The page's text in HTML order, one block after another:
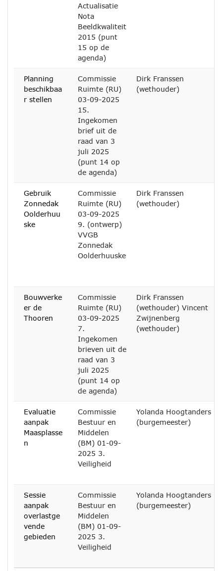
Actualisatie
Nota
Beeldkwaliteit
2015 (punt
15 op de
agenda)
Planning
beschikbaa
r stellen
Commissie
Ruimte (RU)
03-09-2025
15.
Ingekomen
brief uit de
raad van 3
juli 2025
(punt 14 op
de agenda)
Dirk Franssen
(wethouder)
Gebruik
Zonnedak
Oolderhuu
ske
Commissie
Ruimte (RU)
03-09-2025
9. (ontwerp)
VVGB
Zonnedak
Oolderhuuske
Dirk Franssen
(wethouder)
Bouwverke
er de
Thooren
Commissie
Ruimte (RU)
03-09-2025
7.
Ingekomen
brieven uit de
raad van 3
juli 2025
(punt 14 op
de agenda)
Dirk Franssen
(wethouder) Vincent
Zwijnenberg
(wethouder)
Evaluatie
aanpak
Maasplasse
n
Commissie
Bestuur en
Middelen
(BM) 01-09-
2025 3.
Veiligheid
Yolanda Hoogtanders
(burgemeester)
Sessie
aanpak
overlastge
vende
gebieden
Commissie
Bestuur en
Middelen
(BM) 01-09-
2025 3.
Veiligheid
Yolanda Hoogtanders
(burgemeester)